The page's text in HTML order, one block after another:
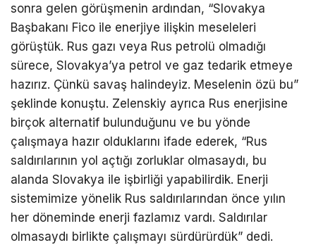
sonra gelen görüşmenin ardından, “Slovakya
Başbakanı Fico ile enerjiye ilişkin meseleleri
görüştük. Rus gazı veya Rus petrolü olmadığı
sürece, Slovakya’ya petrol ve gaz tedarik etmeye
hazırız. Çünkü savaş halindeyiz. Meselenin özü bu”
şeklinde konuştu. Zelenskiy ayrıca Rus enerjisine
birçok alternatif bulunduğunu ve bu yönde
çalışmaya hazır olduklarını ifade ederek, “Rus
saldırılarının yol açtığı zorluklar olmasaydı, bu
alanda Slovakya ile işbirliği yapabilirdik. Enerji
sistemimize yönelik Rus saldırılarından önce yılın
her döneminde enerji fazlamız vardı. Saldırılar
olmasaydı birlikte çalışmayı sürdürürdük” dedi.